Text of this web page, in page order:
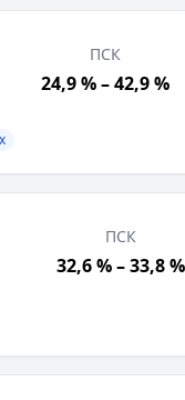
в РФ,
ПАО
ПСК
24,9 % – 42,9 %
ПСК
32,6 % – 33,8 %